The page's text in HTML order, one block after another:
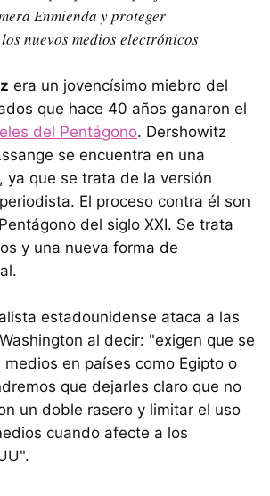
Enmienda y proteger
nuevos medios electrónicos
era un jovencísimo miebro del
que hace 40 años ganaron el
del Pentágono. Dershowitz
se encuentra en una
ya que se trata de la versión
El proceso contra él son
del siglo XXI. Se trata
y una nueva forma de
estadounidense ataca a las
al decir: "exigen que se
medios en países como Egipto o
que dejarles claro que no
un doble rasero y limitar el uso
cuando afecte a los